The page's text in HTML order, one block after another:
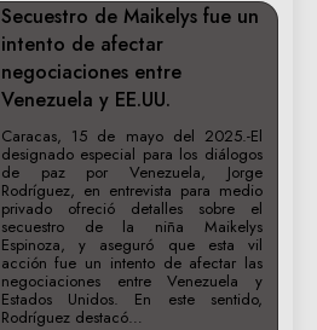
Secuestro de Maikelys fue un
intento de afectar
negociaciones entre
Venezuela y EE.UU.
Caracas, 15 de mayo del 2025.-El
designado especial para los diálogos
de paz por Venezuela, Jorge
Rodríguez, en entrevista para medio
privado ofreció detalles sobre el
secuestro de la niña Maikelys
Espinoza, y aseguró que esta vil
acción fue un intento de afectar las
negociaciones entre Venezuela y
Estados Unidos. En este sentido,
Rodríguez destacó…